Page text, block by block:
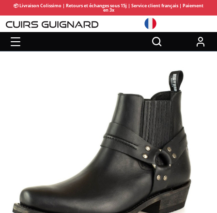
📦 Livraison Colissimo | Retours et échanges sous 15j | Service client français | Paiement
en 3x